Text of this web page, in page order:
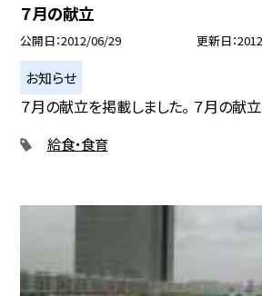
７月の献立
公開日 2012/06/29 更新日
お知らせ
７月の献立を掲載しました。 ７月の献立
給食・食育